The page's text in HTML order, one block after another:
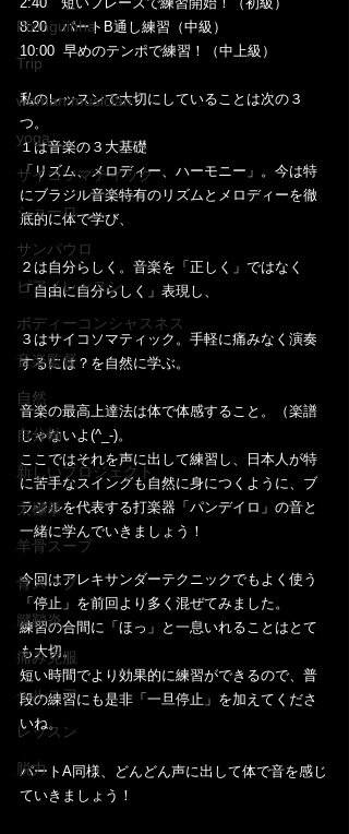
Pixinguinha
Trip
woman musician
yoga
サイコソマティック
ショーロ
サンパウロ
ピアノレッスン
ボディーコンシャスネス
音楽監督
自然
自分軸
新しいプロジェクト
太極拳
羊骨スープ
骨スープ
腱鞘炎
痛み克服
ヘルニア
レッスン
脱力
8:20　パートB通し練習（中級）
10:00  早めのテンポで練習！（中上級）
私のレッスンで大切にしていることは次の３
つ。
１は音楽の３大基礎
「リズム、メロディー、ハーモニー」。今は特
にブラジル音楽特有のリズムとメロディーを徹
底的に体で学び、
２は自分らしく。音楽を「正しく」ではなく
「自由に自分らしく」表現し、
３はサイコソマティック。手軽に痛みなく演奏
するには？を自然に学ぶ。
音楽の最高上達法は体で体感すること。（楽譜
じゃないよ(^_-)。
ここではそれを声に出して練習し、日本人が特
に苦手なスイングも自然に身につくように、ブ
ラジルを代表する打楽器「パンデイロ」の音と
一緒に学んでいきましょう！
今回はアレキサンダーテクニックでもよく使う
「停止」を前回より多く混ぜてみました。
練習の合間に「ほっ」と一息いれることはとて
も大切。
短い時間でより効果的に練習ができるので、普
段の練習にも是非「一旦停止」を加えてくださ
いね。
パートA同様、どんどん声に出して体で音を感じ
ていきましょう！